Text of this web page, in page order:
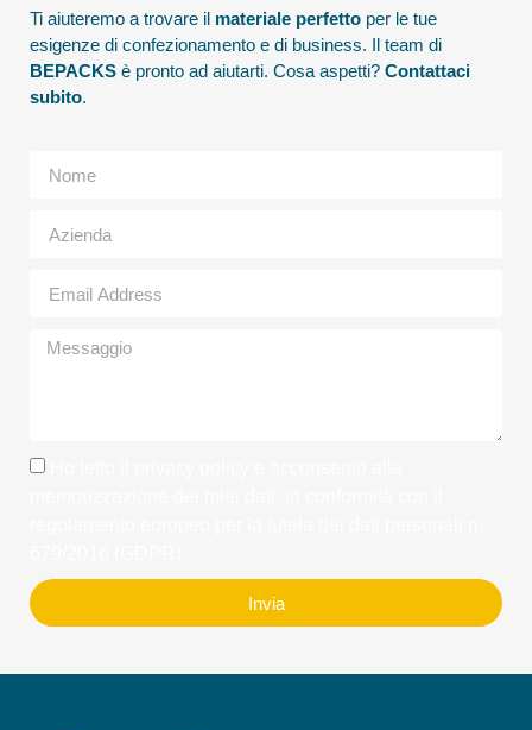
Ti aiuteremo a trovare il materiale perfetto per le tue
esigenze di confezionamento e di business. Il team di
BEPACKS è pronto ad aiutarti. Cosa aspetti? Contattaci
subito.
Invia